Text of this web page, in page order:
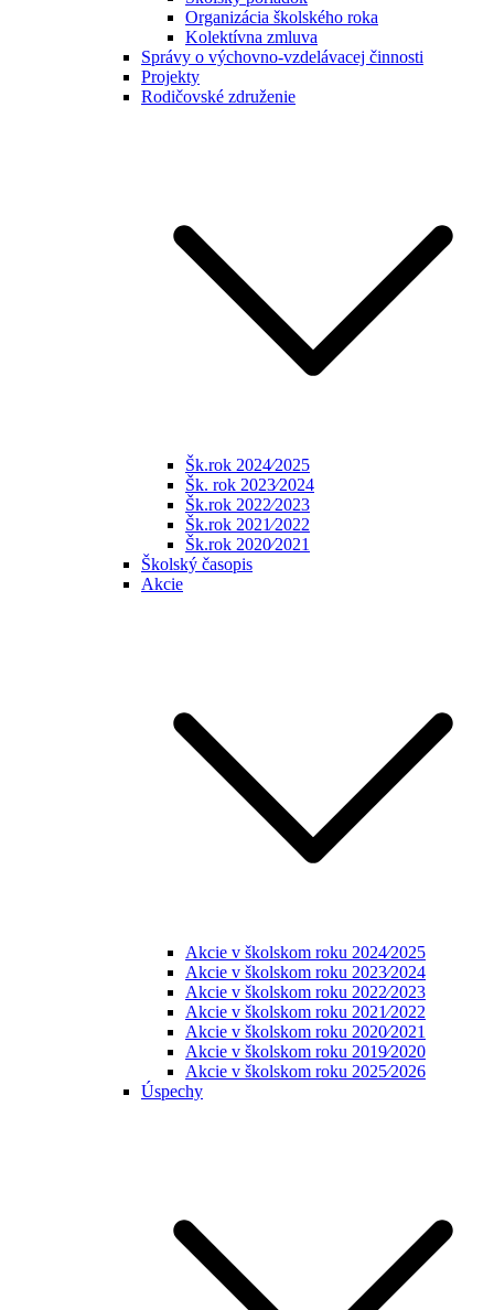
Organizácia školského roka
Kolektívna zmluva
Správy o výchovno-vzdelávacej činnosti
Projekty
Rodičovské združenie
Šk.rok 2024⁄2025
Šk. rok 2023⁄2024
Šk.rok 2022⁄2023
Šk.rok 2021⁄2022
Šk.rok 2020⁄2021
Školský časopis
Akcie
Akcie v školskom roku 2024⁄2025
Akcie v školskom roku 2023⁄2024
Akcie v školskom roku 2022⁄2023
Akcie v školskom roku 2021⁄2022
Akcie v školskom roku 2020⁄2021
Akcie v školskom roku 2019⁄2020
Akcie v školskom roku 2025⁄2026
Úspechy